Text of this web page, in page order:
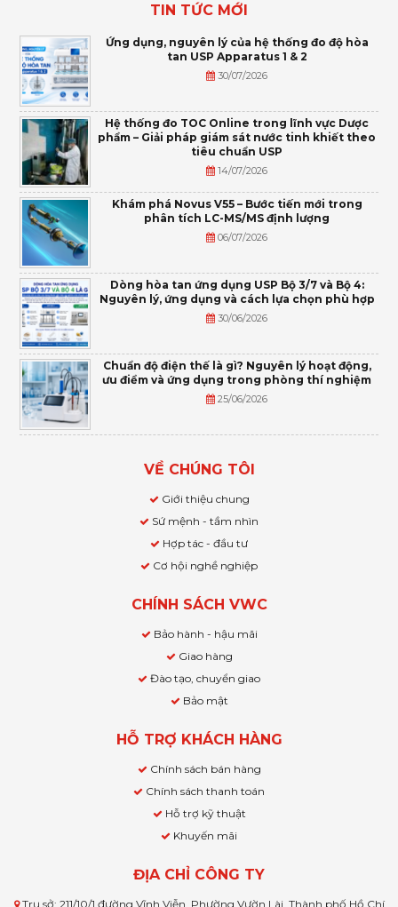
TIN TỨC MỚI
Ứng dụng, nguyên lý của hệ thống đo độ hòa
tan USP Apparatus 1 & 2
30/07/2026
Hệ thống đo TOC Online trong lĩnh vực Dược
phẩm – Giải pháp giám sát nước tinh khiết theo
tiêu chuẩn USP
14/07/2026
Khám phá Novus V55 – Bước tiến mới trong
phân tích LC-MS/MS định lượng
06/07/2026
Dòng hòa tan ứng dụng USP Bộ 3/7 và Bộ 4:
Nguyên lý, ứng dụng và cách lựa chọn phù hợp
30/06/2026
Chuẩn độ điện thế là gì? Nguyên lý hoạt động,
ưu điểm và ứng dụng trong phòng thí nghiệm
25/06/2026
VỀ CHÚNG TÔI
Giới thiệu chung
Sứ mệnh - tầm nhìn
Hợp tác - đầu tư
Cơ hội nghề nghiệp
CHÍNH SÁCH VWC
Bảo hành - hậu mãi
Giao hàng
Đào tạo, chuyển giao
Bảo mật
HỖ TRỢ KHÁCH HÀNG
Chính sách bán hàng
Chính sách thanh toán
Hỗ trợ kỹ thuật
Khuyến mãi
ĐỊA CHỈ CÔNG TY
Trụ sở: 211/10/1 đường Vĩnh Viễn, Phường Vườn Lài, Thành phố Hồ Chí